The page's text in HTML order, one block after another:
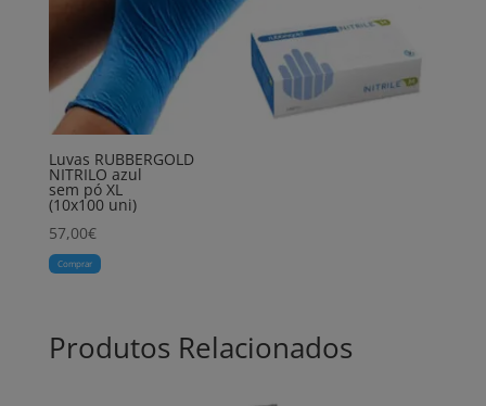
Luvas RUBBERGOLD
NITRILO azul
sem pó XL
(10x100 uni)
57,00€
Comprar
Produtos Relacionados